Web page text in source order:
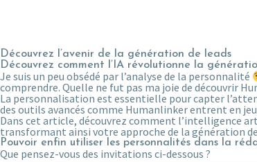
Découvrez l’avenir de la génération de leads
Découvrez comment l’IA révolutionne la
Je suis un peu obsédé par l’analyse de la personnalité
comprendre. Quelle ne fut pas ma joie de découvrir
La personnalisation est essentielle pour capter
des outils avancés comme Humanlinker entrent en
Dans cet article, découvrez comment l’intelligence
transformant ainsi votre approche de la génération
Pouvoir enfin utiliser les personnalités dans la
Que pensez-vous des invitations ci-dessous ?